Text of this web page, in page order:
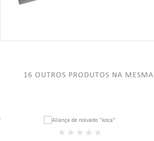
16 OUTROS PRODUTOS NA